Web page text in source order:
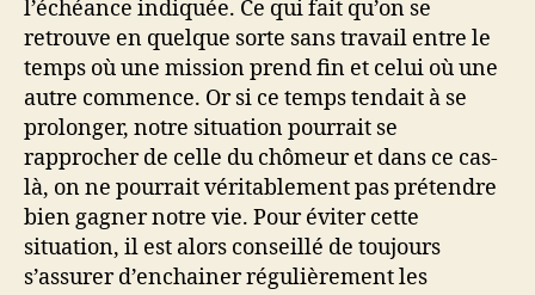
l’échéance indiquée. Ce qui fait qu’on se
retrouve en quelque sorte sans travail entre le
temps où une mission prend fin et celui où une
autre commence. Or si ce temps tendait à se
prolonger, notre situation pourrait se
rapprocher de celle du chômeur et dans ce cas-
là, on ne pourrait véritablement pas prétendre
bien gagner notre vie. Pour éviter cette
situation, il est alors conseillé de toujours
s’assurer d’enchainer régulièrement les